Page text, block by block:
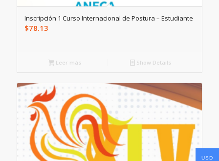
Inscripción 1 Curso Internacional de Postura – Estudiante
$78.13
Leer más Show Details
USD